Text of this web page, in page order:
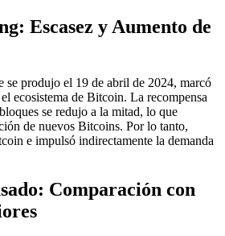
Escasez y Aumento de
se produjo el 19 de abril de 2024, marcó
ecosistema de Bitcoin. La recompensa
se redujo a la mitad, lo que
de nuevos Bitcoins. Por lo tanto,
e impulsó indirectamente la demanda
Comparación con